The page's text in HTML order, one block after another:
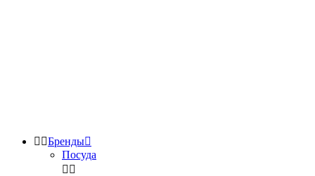
 Бренды
Посуда
 